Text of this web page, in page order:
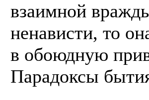
взаимной
ненависти, то
в обоюдную
Парадоксы